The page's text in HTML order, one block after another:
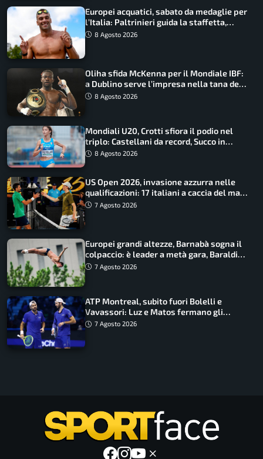
Europei acquatici, sabato da medaglie per
l’Italia: Paltrinieri guida la staffetta,
Barnabà sogna l’oro dalle grandi altezze
8 Agosto 2026
Oliha sfida McKenna per il Mondiale IBF:
a Dublino serve l’impresa nella tana del
lupo8 Agosto 2026
Mondiali U20, Crotti sfiora il podio nel
triplo: Castellani da record, Succo in
finale
8 Agosto 2026
US Open 2026, invasione azzurra nelle
qualificazioni: 17 italiani a caccia del main
draw7 Agosto 2026
Europei grandi altezze, Barnabà sogna il
colpaccio: è leader a metà gara, Baraldi
ancora in corsa
7 Agosto 2026
ATP Montreal, subito fuori Bolelli e
Vavassori: Luz e Matos fermano gli
azzurri
7 Agosto 2026